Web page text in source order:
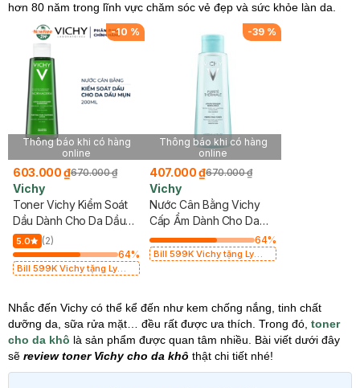
hơn 80 năm trong lĩnh vực chăm sóc vẻ đẹp và sức khỏe làn da.
-10 %
Thông báo khi có hàng
online
603.000 ₫670.000 ₫
Vichy
Toner Vichy Kiểm Soát
Dầu Dành Cho Da Dầu
Mụn 200ml
5.0
(2)
64%
Bill 599K Vichy tặng Ly
-39 %
Thông báo khi có hàng
online
407.000 ₫670.000 ₫
Vichy
Nước Cân Bằng Vichy
Cấp Ẩm Dành Cho Da
Nhạy Cảm 200ml
64%
Bill 599K Vichy tặng Ly
Nhắc đến Vichy có thể kể đến như kem chống nắng, tinh chất
dưỡng da, sữa rửa mặt… đều rất được ưa thích. Trong đó, toner
cho da khô là sản phẩm được quan tâm nhiều. Bài viết dưới đây
sẽ review toner Vichy cho da khô thật chi tiết nhé!